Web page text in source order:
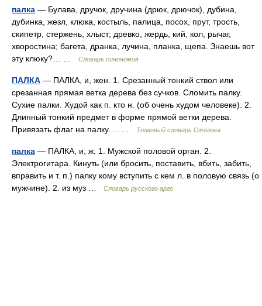
палка — Булава, дручок, дручина (дрюк, дрючок), дубина,
дубинка, жезл, клюка, костыль, палица, посох, прут, трость,
скипетр, стержень, хлыст; древко, жердь, кий, кол, рычаг,
хворостина; багета, дранка, лучина, планка, щепа. Знаешь вот
эту клюку?… …
Словарь синонимов
ПАЛКА — ПАЛКА, и, жен. 1. Срезанный тонкий ствол или
срезанная прямая ветка дерева без сучков. Сломить палку.
Сухие палки. Худой как п. кто н. (об очень худом человеке). 2.
Длинный тонкий предмет в форме прямой ветки дерева.
Привязать флаг на палку.… …
Толковый словарь Ожегова
палка — ПАЛКА, и, ж. 1. Мужской половой орган. 2.
Электрогитара. Кинуть (или бросить, поставить, вбить, забить,
вправить и т. п.) палку кому вступить с кем л. в половую связь (о
мужчине). 2. из муз …
Словарь русского арго